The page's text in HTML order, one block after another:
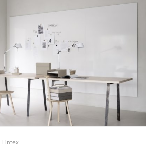
Lintex